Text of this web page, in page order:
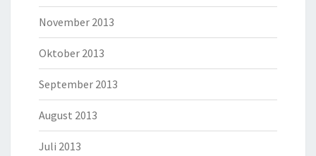
November 2013
Oktober 2013
September 2013
August 2013
Juli 2013